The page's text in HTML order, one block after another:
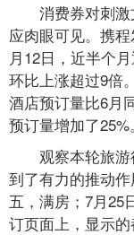
消费券对刺激
应肉眼可见。携
月12日，近半个
环比上涨超过9倍
酒店预订量比6月
预订量增加了25%。
观察本轮旅游
到了有力的推动
五，满房；7月25
订页面上，显示的